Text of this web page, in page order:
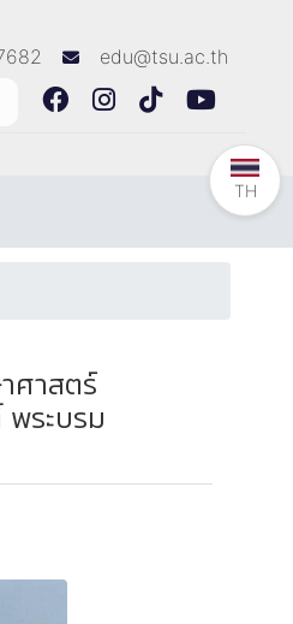
edu@tsu.ac.th
ศาสตร์
ระบรม
TH